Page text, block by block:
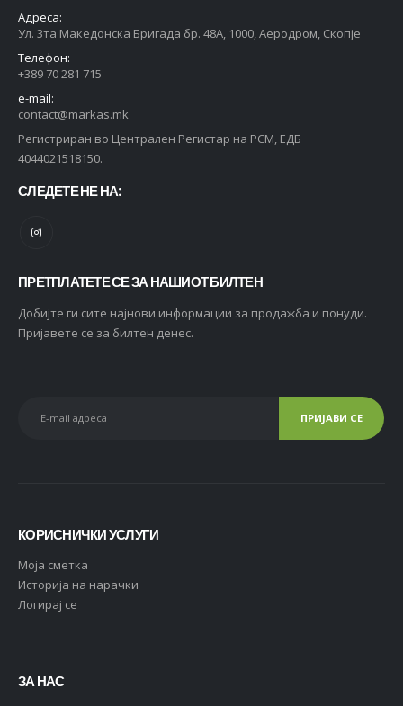
Адреса:
Ул. 3та Македонска Бригада бр. 48А, 1000, Аеродром, Скопје
Телефон:
+389 70 281 715
e-mail:
contact@markas.mk
Регистриран во Централен Регистар на РСМ, ЕДБ
4044021518150.
СЛЕДЕТЕ НЕ НА:
ПРЕТПЛАТЕТЕ СЕ ЗА НАШИОТ БИЛТЕН
Добијте ги сите најнови информации за продажба и понуди.
Пријавете се за билтен денес.
КОРИСНИЧКИ УСЛУГИ
Moja сметка
Историја на нарачки
Логирај се
ЗА НАС